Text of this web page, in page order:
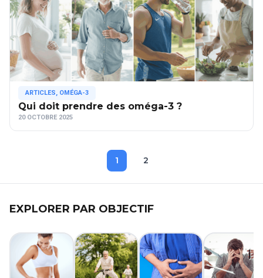
ARTICLES, OMÉGA-3
Qui doit prendre des oméga-3 ?
20 OCTOBRE 2025
1 2
EXPLORER PAR OBJECTIF